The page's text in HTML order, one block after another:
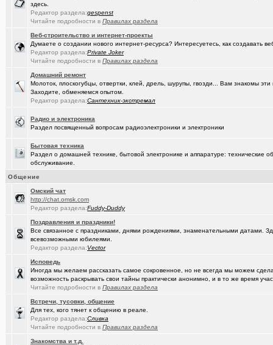
FM-радиостанции в Омске и Омской области
Где хорошие кроссовки купить?(tramov) +42
Леонид Полежаев возращается на пост губернатора!
клипы, поднимающие русский (российский) дух.(k9zxc) +245
На что обратить внимание при выборе жены?
Zennoposter мой опыт использования
Где купить ?(Alex4114) +1
(DEMON)
Техника и другие товары с гарантией в наличии и под заказ
Brugmann,VEKA,Gealan - надёжные Балконы и Окна ПВХ в Омске.
Добро пожаловать! Принципы общения на Омском форуме!(AlexAdmin)
Цифровое телевидение в Омске
Песни об Омске
Погода в Омске / Прогноз погоды в Омске
здесь.
Редактор раздела:gespenst
Читайте подробности в Правилах раздела
Веб-строительство и интернет-проекты
Думаете о создании нового интернет-ресурса? Интересуетесь, как создавать
Редактор раздела:Private Joker
Читайте подробности в Правилах раздела
Домашний ремонт
Молоток, плоскогубцы, отвертки, клей, дрель, шурупы, гвозди... Вам знакомы
Заходите, обменяемся опытом.
Редактор раздела:Сантехник-экстремал
Радио и электроника
Раздел посвященный вопросам радиоэлектроники и электроники
Бытовая техника
Раздел о домашней технике, бытовой электронике и аппаратуре: технические
обслуживание.
Общение
Oмский чат
http://chat.omsk.com
Редактор раздела:Fuddy-Duddy
Поздравления и праздники!
Все связанное с праздниками, днями рождениями, знаменательными датами.
всевозможными юбилеями.
Редактор раздела:Vector
Исповедь
Иногда мы желаем рассказать самое сокровенное, но не всегда мы можем
возможность раскрывать свои тайны практически анонимно, и в то же время
Читайте подробности в Правилах раздела
Встречи, тусовки, общение
Для тех, кого тянет к общению в реале.
Редактор раздела:Сливка
Читайте подробности в Правилах раздела
Знакомства и т.д.